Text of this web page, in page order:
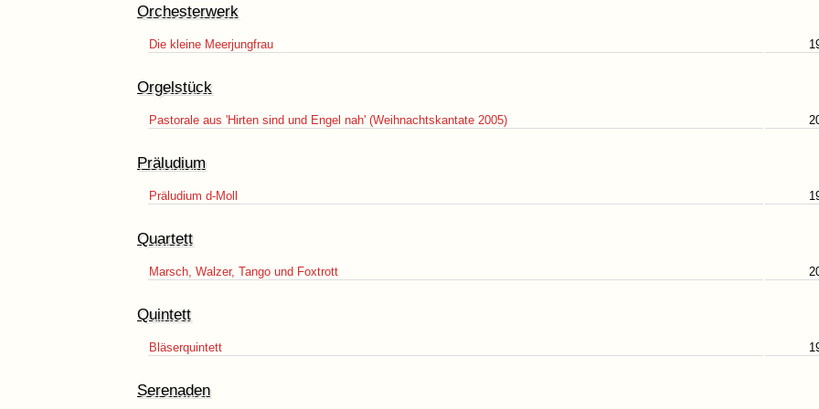
Orchesterwerk
Die kleine Meerjungfrau
Orgelstück
Pastorale aus 'Hirten sind und Engel nah' (Weihnachtskantate 2005)
Präludium
Präludium d-Moll
Quartett
Marsch, Walzer, Tango und Foxtrott
Quintett
Bläserquintett
Serenaden